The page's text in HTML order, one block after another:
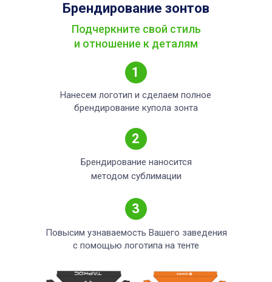
Брендирование зонтов
Нанесем логотип и сделаем полное
брендирование купола зонта
Повысим узнаваемость Вашего заведения
с помощью логотипа на тенте
Брендирование наносится
методом сублимации
Подчеркните свой стиль
и отношение к деталям
1
2
3